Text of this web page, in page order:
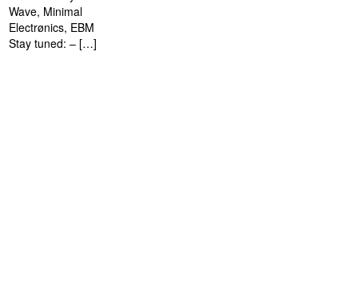
Wave, Minimal
Electrønics, EBM
Stay tuned: – […]